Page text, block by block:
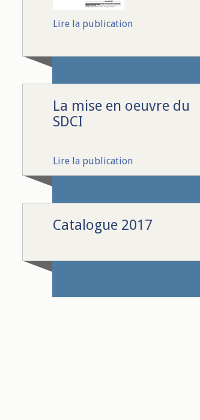
Lire la publication
La mise en oeuvre du
SDCI
Lire la publication
Catalogue 2017